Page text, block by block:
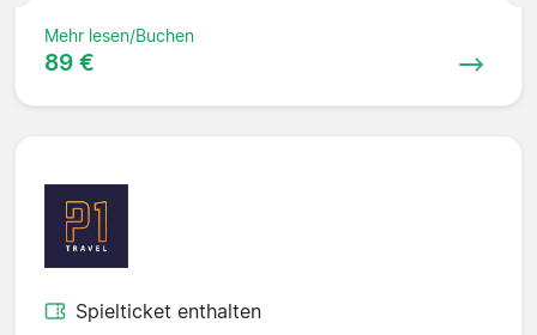
Mehr lesen/Buchen
89 €
Spielticket enthalten